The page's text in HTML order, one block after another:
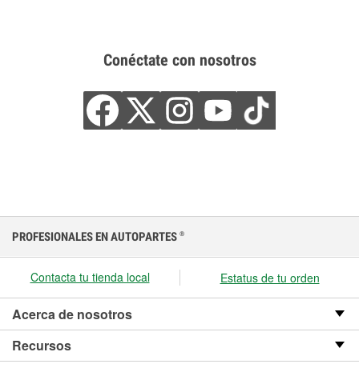
Conéctate con nosotros
PROFESIONALES EN AUTOPARTES ®
Contacta tu tienda local Estatus de tu orden
Acerca de nosotros
Recursos